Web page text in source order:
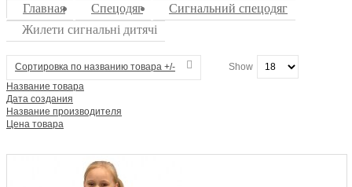
Главная Спецодяг
Сигнальний спецодяг
Жилети сигнальні дитячі
Сортировка по названию товара +/-
Название товара
Дата создания
Название производителя
Цена товара
Show